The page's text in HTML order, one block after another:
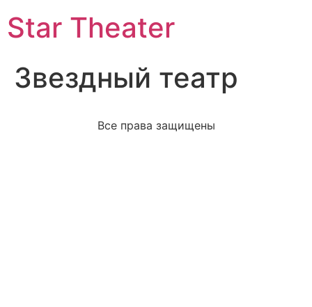
Star Theater
Звездный театр
Все права защищены